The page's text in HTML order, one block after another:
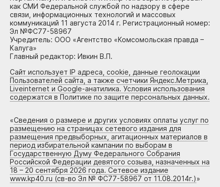
как СМИ Федеральной службой по надзору в сфере
связи, информационных технологий и массовых
коммуникаций 11 августа 2014 г. Регистрационный номер:
Эл №ФС77-58967
Учредитель: ООО «Агентство «Комсомольская правда –
Калуга»
Главный редактор: Ивкин В.П.
Сайт использует IP адреса, cookie, данные геолокации
Пользователей сайта, а также счетчики Яндекс.Метрика,
Liveinternet и Google-анатилика. Условия использования
содержатся в Политике по защите персональных данных.
«Сведения о размере и других условиях оплаты услуг по
размещению на страницах сетевого издания для
размещения предвыборных, агитационных материалов в
период избирательной кампании по выборам в
Государственную Думу Федерального Собрания
Российской Федерации девятого созыва, назначенных на
18 – 20 сентября 2026 года. Сетевое издание
www.kp40.ru (св-во Эл № ФС77-58967 от 11.08.2014г.)»